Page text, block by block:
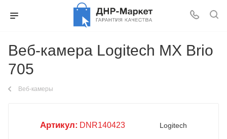
Веб-камера Logitech MX Brio
705
Веб-камеры
Артикул: DNR140423 Logitech